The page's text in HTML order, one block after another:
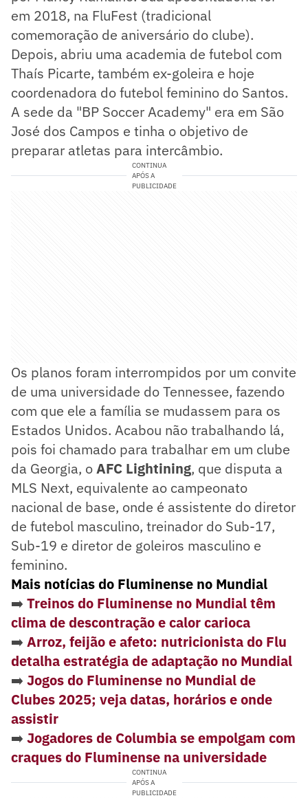
em 2018, na FluFest (tradicional
comemoração de aniversário do clube).
Depois, abriu uma academia de futebol com
Thaís Picarte, também ex-goleira e hoje
coordenadora do futebol feminino do Santos.
A sede da "BP Soccer Academy" era em São
José dos Campos e tinha o objetivo de
preparar atletas para intercâmbio.
CONTINUA
APÓS A
PUBLICIDADE
Os planos foram interrompidos por um convite
de uma universidade do Tennessee, fazendo
com que ele a família se mudassem para os
Estados Unidos. Acabou não trabalhando lá,
pois foi chamado para trabalhar em um clube
da Georgia, oAFC Lightining, que disputa a
MLS Next, equivalente ao campeonato
nacional de base, onde é assistente do diretor
de futebol masculino, treinador do Sub-17,
Sub-19 e diretor de goleiros masculino e
feminino.
Mais notícias do Fluminense no Mundial
➡️ Treinos do Fluminense no Mundial têm
clima de descontração e calor carioca
➡️ Arroz, feijão e afeto: nutricionista do Flu
detalha estratégia de adaptação no Mundial
➡️ Jogos do Fluminense no Mundial de
Clubes 2025; veja datas, horários e onde
assistir
➡️ Jogadores de Columbia se empolgam com
craques do Fluminense na universidade
CONTINUA
APÓS A
PUBLICIDADE